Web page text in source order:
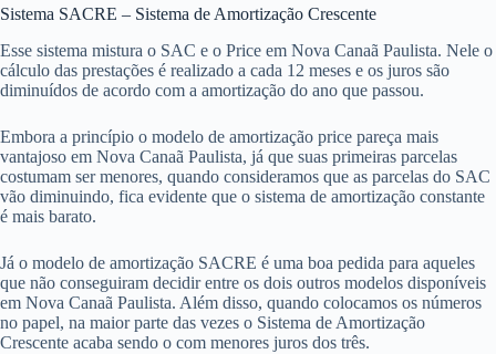
Sistema SACRE – Sistema de Amortização Crescente
Esse sistema mistura o SAC e o Price em Nova Canaã Paulista. Nele o
cálculo das prestações é realizado a cada 12 meses e os juros são
diminuídos de acordo com a amortização do ano que passou.
Embora a princípio o modelo de amortização price pareça mais
vantajoso em Nova Canaã Paulista, já que suas primeiras parcelas
costumam ser menores, quando consideramos que as parcelas do SAC
vão diminuindo, fica evidente que o sistema de amortização constante
é mais barato.
Já o modelo de amortização SACRE é uma boa pedida para aqueles
que não conseguiram decidir entre os dois outros modelos disponíveis
em Nova Canaã Paulista. Além disso, quando colocamos os números
no papel, na maior parte das vezes o Sistema de Amortização
Crescente acaba sendo o com menores juros dos três.